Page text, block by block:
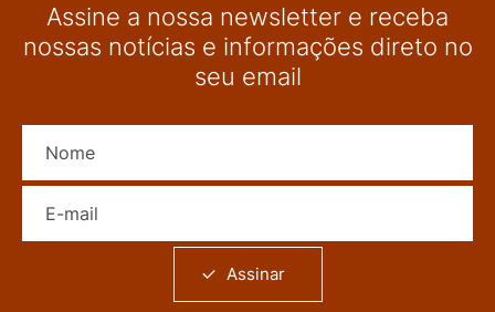
Assine a nossa newsletter e receba
nossas notícias e informações direto no
seu email
Assinar